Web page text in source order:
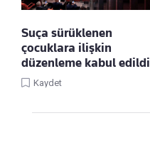
Suça sürüklenen
çocuklara ilişkin
düzenleme kabul edildi
Kaydet